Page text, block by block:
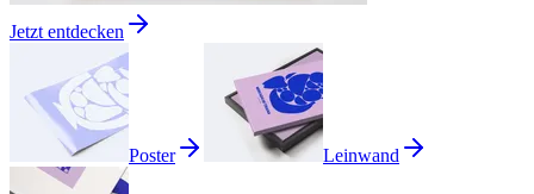
Jetzt entdecken
Poster Leinwand